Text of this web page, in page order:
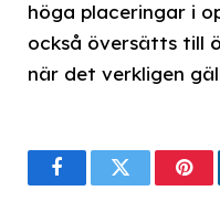
höga placeringar i
också översätts till
när det verkligen
FacebookTwitter